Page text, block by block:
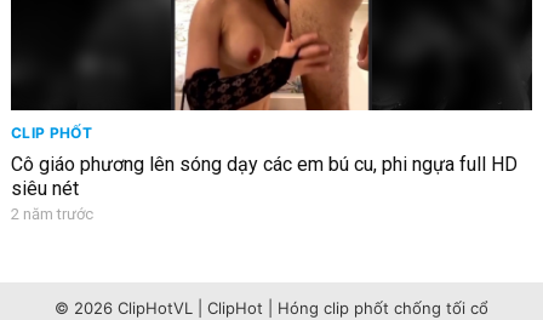
CLIP PHỐT
Cô giáo phương lên sóng dạy các em bú cu, phi ngựa full HD
siêu nét
2 năm trước
© 2026 ClipHotVL | ClipHot | Hóng clip phốt chống tối cổ